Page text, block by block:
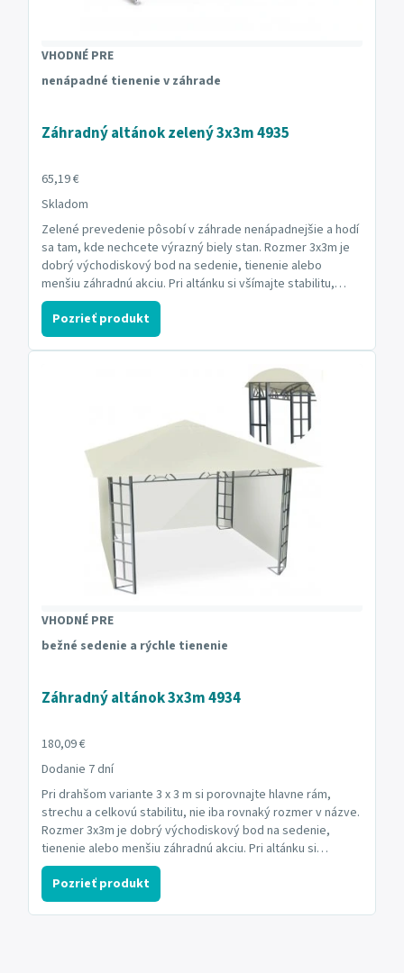
VHODNÉ PRE
nenápadné tienenie v záhrade
Záhradný altánok zelený 3x3m 4935
65,19 €
Skladom
Zelené prevedenie pôsobí v záhrade nenápadnejšie a hodí
sa tam, kde nechcete výrazný biely stan. Rozmer 3x3m je
dobrý východiskový bod na sedenie, tienenie alebo
menšiu záhradnú akciu. Pri altánku si všímajte stabilitu,
kotvenie, bočnice a to, či ho budete skladať iba občas
alebo ho necháte vonku dlhšie. Aktuálne: Skladom.
Pozrieť produkt
VHODNÉ PRE
bežné sedenie a rýchle tienenie
Záhradný altánok 3x3m 4934
180,09 €
Dodanie 7 dní
Pri drahšom variante 3 x 3 m si porovnajte hlavne rám,
strechu a celkovú stabilitu, nie iba rovnaký rozmer v názve.
Rozmer 3x3m je dobrý východiskový bod na sedenie,
tienenie alebo menšiu záhradnú akciu. Pri altánku si
všímajte stabilitu, kotvenie, bočnice a to, či ho budete
skladať iba občas alebo ho necháte vonku dlhšie. Aktuálne:
Dodanie 7 dní.
Pozrieť produkt